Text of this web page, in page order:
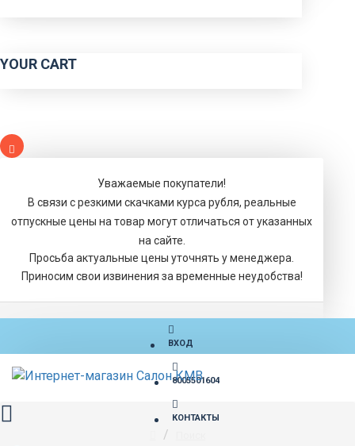
YOUR CART
Уважаемые покупатели!
В связи с резкими скачками курса рубля, реальные
отпускные цены на товар могут отличаться от указанных
на сайте.
Просьба актуальные цены уточнять у менеджера.
Приносим свои извинения за временные неудобства!
ВХОД
8005501604
КОНТАКТЫ